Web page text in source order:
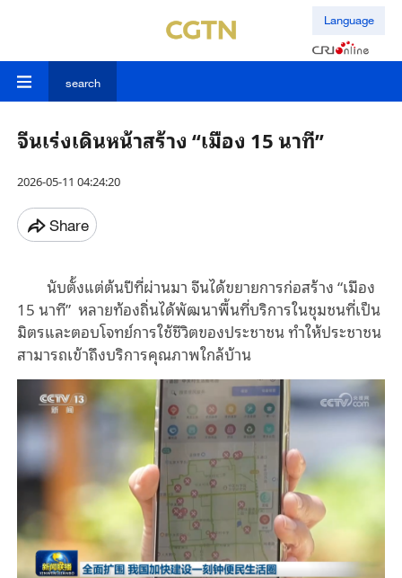
Language
search
จีนเร่งเดินหน้าสร้าง “เมือง 15 นาที”
2026-05-11 04:24:20
Share
นับตั้งแต่ต้นปีที่ผ่านมา จีนได้ขยายการก่อสร้าง “เมือง
15 นาที” หลายท้องถิ่นได้พัฒนาพื้นที่บริการในชุมชนที่เป็น
มิตรและตอบโจทย์การใช้ชีวิตของประชาชน ทำให้ประชาชน
สามารถเข้าถึงบริการคุณภาพใกล้บ้าน